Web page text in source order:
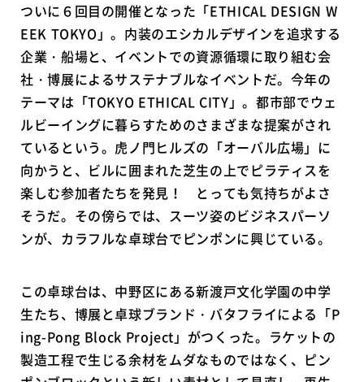
ついに６回目の開催となった「ETHICAL DESIGN W
EEK TOKYO」。内装のエシカルデザインを追求する
企業・船場と、イベントでの資源循環に取り組む会
社・博展によるサステナブルなイベントだ。今年の
テーマは「TOKYO ETHICAL CITY」。都市部でウェ
ルビーイングに暮らすためのさまざまな提案がされ
ているという。虎ノ門ヒルズの「オーバル広場」に
向かうと、ビルに囲まれた芝生の上でピラティスを
楽しむ参加者たちを発見！ とっても気持ちがよさ
そうだ。その傍らでは、スーツ姿のビジネスパーソ
ンが、カラフルな卓球台でピンポンに興じている。
この卓球台は、中野区にある新渡戸文化学園の中学
生たち、博展と卓球ブランド・バタフライによる「P
ing-Pong Block Project」がつくった。ラケットの
製造工程で生じる余材をムダなものではなく、ピン